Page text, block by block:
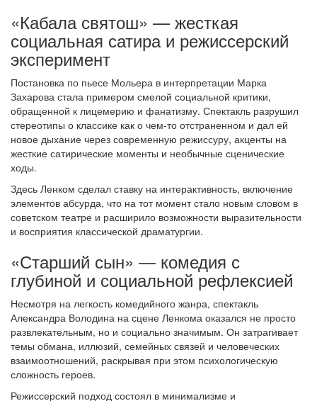
«Кабала святош» — жесткая
социальная сатира и режиссерский
эксперимент
Постановка по пьесе Мольера в интерпретации Марка
Захарова стала примером смелой социальной критики,
обращенной к лицемерию и фанатизму. Спектакль разрушил
стереотипы о классике как о чем-то отстраненном и дал ей
новое дыхание через современную режиссуру, акценты на
жесткие сатирические моменты и необычные сценические
ходы.
Здесь Ленком сделал ставку на интерактивность, включение
элементов абсурда, что на тот момент стало новым словом в
советском театре и расширило возможности выразительности
и восприятия классической драматургии.
«Старший сын» — комедия с
глубиной и социальной рефлексией
Несмотря на легкость комедийного жанра, спектакль
Александра Володина на сцене Ленкома оказался не просто
развлекательным, но и социально значимым. Он затрагивает
темы обмана, иллюзий, семейных связей и человеческих
взаимоотношений, раскрывая при этом психологическую
сложность героев.
Режиссерский подход состоял в минимализме и